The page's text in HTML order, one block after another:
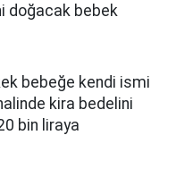
doğacak bebek
bebeğe kendi ismi
kira bedelini
bin liraya